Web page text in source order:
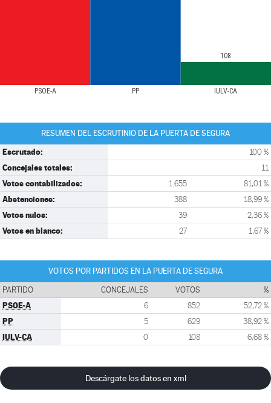
PSOE-A PP IULV-CA
108
RESUMEN DEL ESCRUTINIO DE LA PUERTA DE SEGURA
Escrutado: 100 %
Concejales totales: 11
Votos contabilizados: 1.655 81,01 %
Abstenciones: 388 18,99 %
Votos nulos: 39 2,36 %
Votos en blanco: 27 1,67 %
VOTOS POR PARTIDOS EN LA PUERTA DE SEGURA
PARTIDO CONCEJALES VOTOS %
PSOE-A 6 852 52,72 %
PP 5 629 38,92 %
IULV-CA 0 108 6,68 %
Descárgate los datos en xml